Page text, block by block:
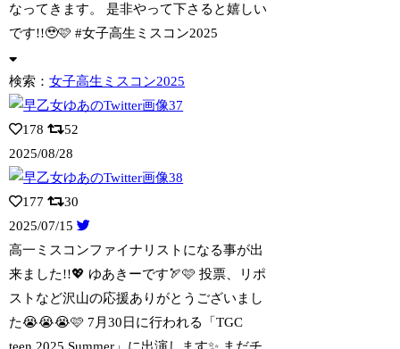
なってきます。 是非やって下さると嬉しい
です!!🥹🩷 #女子高生ミスコン2025
検索：女子高生ミスコン2025
178
52
2025/08/28
177
30
2025/07/15
高一ミスコンファイナリストになる事が出
来ました!!💖 ゆあきーです🏹🩷 投票、リ ポ
ストなど沢山の応援ありがとうございまし
た😭😭😭🩷 7月30日に行われる「TGC
teen 2025 Summer」に出演します✨️ まだチ